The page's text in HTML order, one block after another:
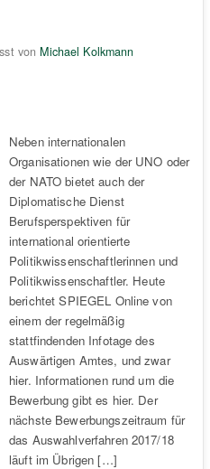
von Michael Kolkmann
Neben internationalen
Organisationen wie der UNO oder
der NATO bietet auch der
Diplomatische Dienst
Berufsperspektiven für
international orientierte
Politikwissenschaftlerinnen und
Politikwissenschaftler. Heute
berichtet SPIEGEL Online von
einem der regelmäßig
stattfindenden Infotage des
Auswärtigen Amtes, und zwar
hier. Informationen rund um die
Bewerbung gibt es hier. Der
nächste Bewerbungszeitraum für
das Auswahlverfahren 2017/18
läuft im Übrigen […]